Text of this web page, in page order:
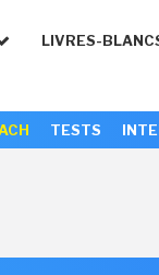
LIVRES-
TESTS